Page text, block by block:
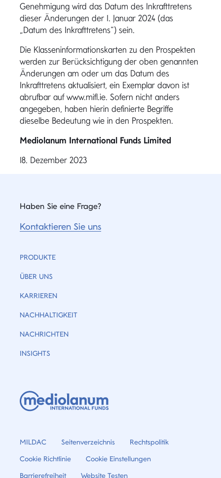
Genehmigung wird das Datum des Inkrafttretens
dieser Änderungen der 1. Januar 2024 (das
„Datum des Inkrafttretens“) sein.
Die Klasseninformationskarten zu den Prospekten
werden zur Berücksichtigung der oben genannten
Änderungen am oder um das Datum des
Inkrafttretens aktualisiert, ein Exemplar davon ist
abrufbar auf www.mifl.ie. Sofern nicht anders
angegeben, haben hierin definierte Begriffe
dieselbe Bedeutung wie in den Prospekten.
Mediolanum International Funds Limited
18. Dezember 2023
Haben Sie eine Frage?
Kontaktieren Sie uns
PRODUKTE
ÜBER UNS
KARRIEREN
NACHHALTIGKEIT
NACHRICHTEN
INSIGHTS
MILDAC Seitenverzeichnis Rechtspolitik
Cookie Richtlinie Cookie Einstellungen
Barrierefreiheit Website Testen